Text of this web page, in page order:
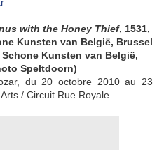
with the Honey Thief, 1531,
Kunsten van België, Brussel
Kunsten van België,
Speltdoorn)
du 20 octobre 2010 au 23
/ Circuit Rue Royale